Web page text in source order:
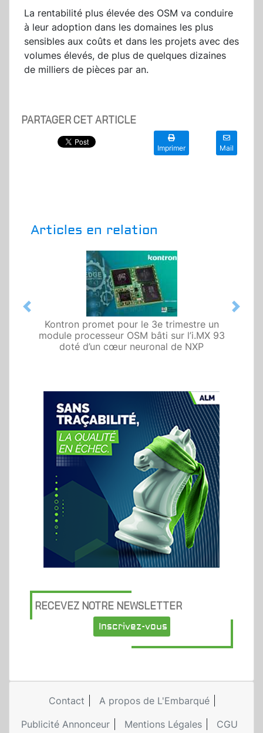
La rentabilité plus élevée des OSM va conduire
à leur adoption dans les domaines les plus
sensibles aux coûts et dans les projets avec des
volumes élevés, de plus de quelques dizaines
de milliers de pièces par an.
PARTAGER CET ARTICLE
Imprimer Mail
Articles en relation
Kontron promet pour le 3e trimestre un
module processeur OSM bâti sur l’i.MX 93
doté d’un cœur neuronal de NXP
Phytec lance un
processeur à souder
les applications
Previous Next
RECEVEZ NOTRE NEWSLETTER
Inscrivez-vous
Contact
A propos de L'Embarqué
Publicité Annonceur
Mentions Légales CGU